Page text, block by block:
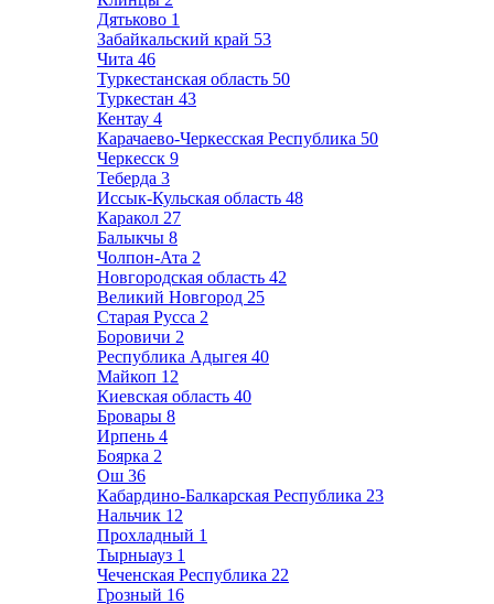
Дятьково 1
Забайкальский край 53
Чита 46
Туркестанская область 50
Туркестан 43
Кентау 4
Карачаево-Черкесская Республика 50
Черкесск 9
Теберда 3
Иссык-Кульская область 48
Каракол 27
Балыкчы 8
Чолпон-Ата 2
Новгородская область 42
Великий Новгород 25
Старая Русса 2
Боровичи 2
Республика Адыгея 40
Майкоп 12
Киевская область 40
Бровары 8
Ирпень 4
Боярка 2
Ош 36
Кабардино-Балкарская Республика 23
Нальчик 12
Прохладный 1
Тырныауз 1
Чеченская Республика 22
Грозный 16